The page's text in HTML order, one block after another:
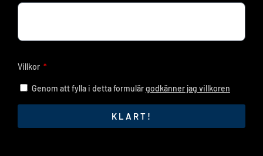
Villkor
Genom att fylla i detta formulärgodkänner jag villkoren
KLART!